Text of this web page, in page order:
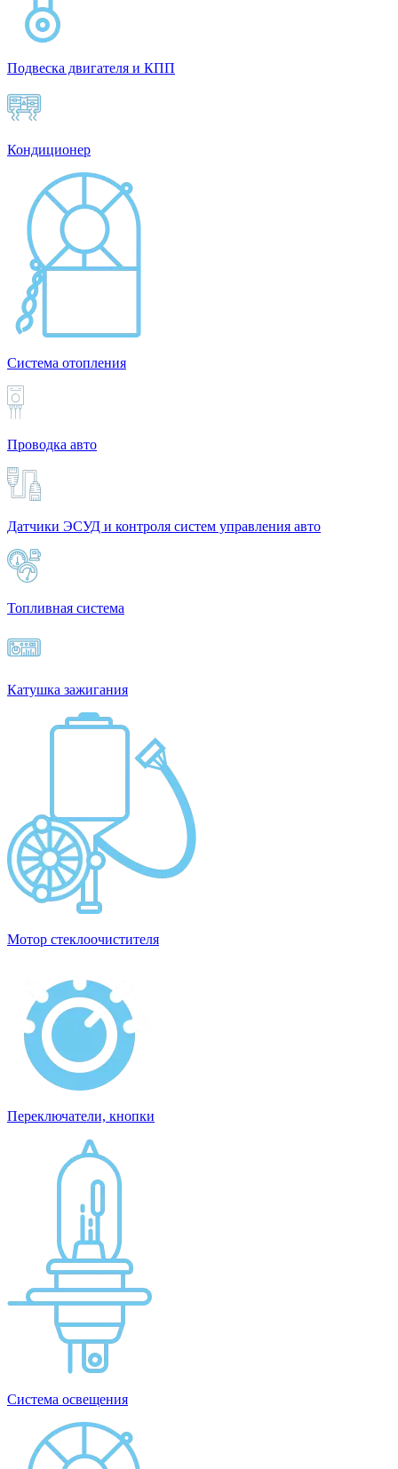
Подвеска двигателя и КПП
Кондиционер
Система отопления
Проводка авто
Датчики ЭСУД и контроля систем управления авто
Топливная система
Катушка зажигания
Мотор стеклоочистителя
Переключатели, кнопки
Система освещения